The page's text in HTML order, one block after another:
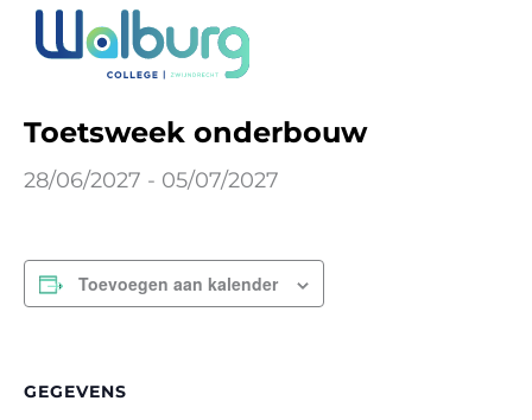
naar
inhoud
« Alle Evenementen
Toetsweek onderbouw
28/06/2027 - 05/07/2027
Toevoegen aan kalender
GEGEVENS